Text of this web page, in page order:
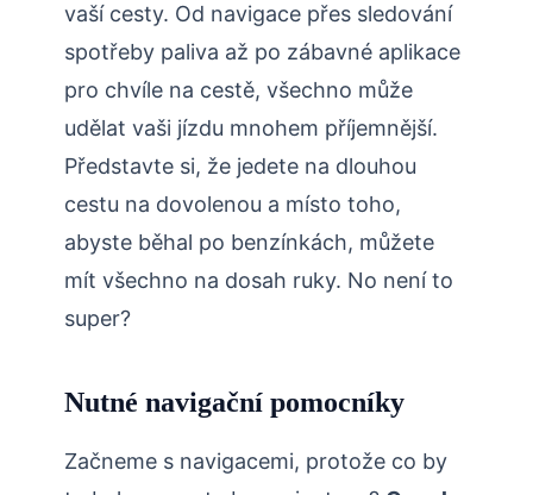
vaší cesty. Od navigace přes sledování
spotřeby paliva až po zábavné aplikace
pro chvíle na cestě, všechno může
udělat vaši jízdu mnohem příjemnější.
Představte si, že jedete na dlouhou
cestu na dovolenou a místo toho,
abyste běhal po benzínkách, můžete
mít všechno na dosah ruky. No není to
super?
Nutné navigační pomocníky
Začneme s navigacemi, protože co by